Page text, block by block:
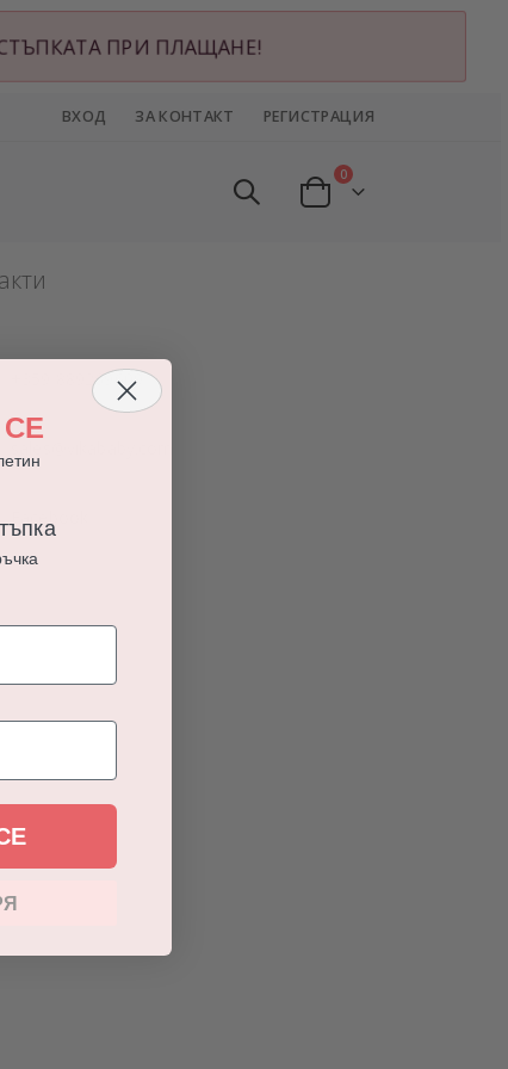
ПРИ ПЛАЩАНЕ!
ВХОД ЗА КОНТАКТ РЕГИСТРАЦИЯ
Cart
0артикули
+359 889269609